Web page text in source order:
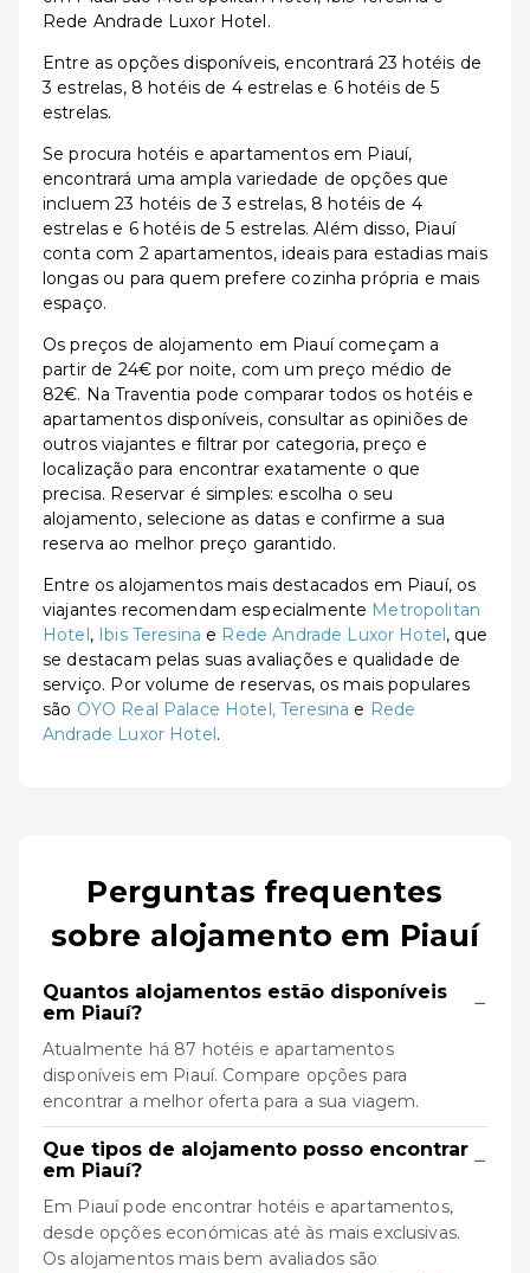
Rede Andrade Luxor Hotel.
Entre as opções disponíveis, encontrará 23 hotéis de
3 estrelas, 8 hotéis de 4 estrelas e 6 hotéis de 5
estrelas.
Se procura hotéis e apartamentos em Piauí,
encontrará uma ampla variedade de opções que
incluem 23 hotéis de 3 estrelas, 8 hotéis de 4
estrelas e 6 hotéis de 5 estrelas. Além disso, Piauí
conta com 2 apartamentos, ideais para estadias mais
longas ou para quem prefere cozinha própria e mais
espaço.
Os preços de alojamento em Piauí começam a
partir de 24€ por noite, com um preço médio de
82€. Na Traventia pode comparar todos os hotéis e
apartamentos disponíveis, consultar as opiniões de
outros viajantes e filtrar por categoria, preço e
localização para encontrar exatamente o que
precisa. Reservar é simples: escolha o seu
alojamento, selecione as datas e confirme a sua
reserva ao melhor preço garantido.
Entre os alojamentos mais destacados em Piauí, os
viajantes recomendam especialmente Metropolitan
Hotel, Ibis Teresina e Rede Andrade Luxor Hotel, que
se destacam pelas suas avaliações e qualidade de
serviço. Por volume de reservas, os mais populares
são OYO Real Palace Hotel, Teresina e Rede
Andrade Luxor Hotel.
Perguntas frequentes
sobre alojamento em Piauí
Quantos alojamentos estão disponíveis
em Piauí?
−
Atualmente há 87 hotéis e apartamentos
disponíveis em Piauí. Compare opções para
encontrar a melhor oferta para a sua viagem.
Que tipos de alojamento posso encontrar
em Piauí?
−
Em Piauí pode encontrar hotéis e apartamentos,
desde opções económicas até às mais exclusivas.
Os alojamentos mais bem avaliados são